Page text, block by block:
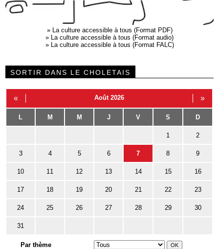
»
La culture accessible à tous (Format PDF)
»
La culture accessible à tous (Format audio)
»
La culture accessible à tous (Format FALC)
SORTIR DANS LE CHOLETAIS
« Août 2026 »
L M M J V S D
1 2
3 4 5 6 7 8 9
10 11 12 13 14 15 16
17 18 19 20 21 22 23
24 25 26 27 28 29 30
31
Par thème